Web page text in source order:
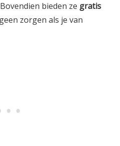
bieden ze gratis
zorgen als je van